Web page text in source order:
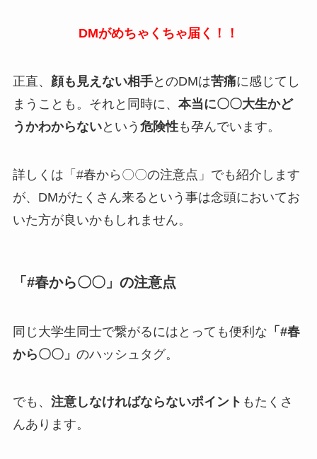
DMがめちゃくちゃ届く！！
正直、 顔も見えない相手とのDMは苦痛に感じてし
まうことも。それと同時に、 本当に〇〇大生かど
うかわからないという 危険性も孕んでいます。
詳しくは「#春から〇〇の注意点」でも紹介します
が、DMがたくさん来るという事は念頭においてお
いた方が良いかもしれません。
「#春から〇〇」の注意点
同じ大学生同士で繋がるにはとっても便利な 「#春
から〇〇」 のハッシュタグ。
でも、 注意しなければならないポイント もたくさ
んあります。